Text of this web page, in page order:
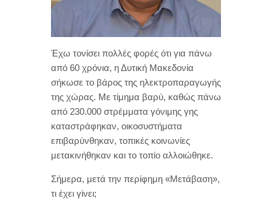
Έχω τονίσει πολλές φορές ότι για πάνω
από 60 χρόνια, η Δυτική Μακεδονία
σήκωσε το βάρος της ηλεκτροπαραγωγής
της χώρας. Με τίμημα βαρύ, καθώς πάνω
από 230.000 στρέμματα γόνιμης γης
καταστράφηκαν, οικοσυστήματα
επιβαρύνθηκαν, τοπικές κοινωνίες
μετακινήθηκαν και το τοπίο αλλοιώθηκε.
Σήμερα, μετά την περίφημη «Μετάβαση»,
τι έχει γίνει;